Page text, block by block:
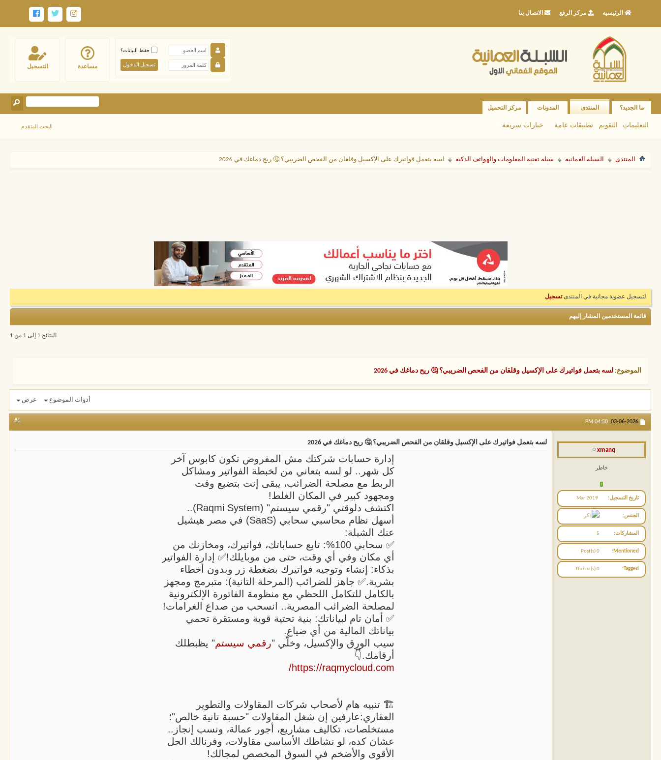
الرئيسيه مركز الرفع الاتصال بنا
التسجيل مساعدة
حفظ البيانات؟
ما الجديد؟ المنتدى
التعليمات التقويم تطبيقات عامة خيارات سريعة
المدونات مركز التحميل
البحث المتقدم
المنتدى السبلة العمانية سبلة تقنية المعلومات والهواتف الذكية لسه بتعمل فواتيرك على الإكسيل وقلقان من الفحص الضريبي؟ 🤔 ريح دماغك في 2026
لتسجيل عضوية مجانية في المنتدىتسجيل
قائمة المستخدمين المشار إليهم
النتائج 1 إلى 1 من 1
الموضوع: لسه بتعمل فواتيرك على الإكسيل وقلقان من الفحص الضريبي؟ 🤔 ريح دماغك في 2026
أدوات الموضوع عرض
03-06-2026,
04:50 PM
#1
xmanq
خاطر
تاريخ التسجيل Mar 2019
الجنس
المشاركات 5
Mentioned
0 Post(s)
Tagged
0 Thread(s)
لسه بتعمل فواتيرك على الإكسيل وقلقان من الفحص الضريبي؟ 🤔 ريح دماغك في 2026
إدارة حسابات شركتك مش المفروض تكون كابوس آخر
كل شهر.. لو لسه بتعاني من لخبطة الفواتير ومشاكل
الربط مع مصلحة الضرائب، يبقى إنت بتضيع وقت
ومجهود كبير في المكان الغلط!
اكتشف دلوقتي "رقمي سيستم" (Raqmi System)..
أسهل نظام محاسبي سحابي (SaaS) في مصر هيشيل
عنك الشيلة:
✅ سحابي 100%: تابع حساباتك، فواتيرك، ومخازنك من
أي مكان وفي أي وقت، حتى من موبايلك!✅ إدارة الفواتير
بذكاء: إنشاء وتوجيه فواتيرك بضغطة زر وبدون أخطاء
بشرية.✅ جاهز للضرائب (المرحلة التانية): متبرمج ومجهز
بالكامل للتكامل اللحظي مع منظومة الفاتورة الإلكترونية
لمصلحة الضرائب المصرية.. انسحب من صداع الغرامات!
✅ أمان تام لبياناتك: بنية تحتية قوية ومستقرة تحمي
بياناتك المالية من أي ضياع.
سيب الورق والإكسيل، وخلّي "رقمي سيستم" يظبطلك
أرقامك.👇
https://raqmycloud.com/
🏗️ تنبيه هام لأصحاب شركات المقاولات والتطوير
العقاري:عارفين إن شغل المقاولات "حسبة تانية خالص"؛
مستخلصات، تكاليف مشاريع، أجور عمالة، ونسب إنجاز..
عشان كده، لو نشاطك الأساسي مقاولات، وفرنالك الحل
الأقوى والأضخم في السوق المخصص لمجالك!